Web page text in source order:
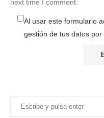
next time I comment.
Al usar este formulario
gestión de tus datos por